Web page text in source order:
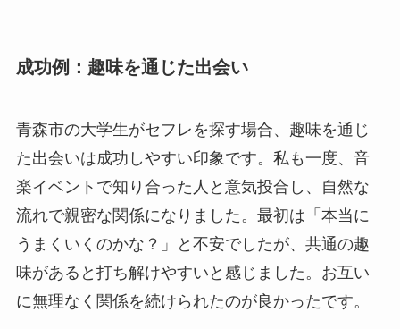
成功例：趣味を通じた出会い
青森市の大学生がセフレを探す場合、趣味を通じ
た出会いは成功しやすい印象です。私も一度、音
楽イベントで知り合った人と意気投合し、自然な
流れで親密な関係になりました。最初は「本当に
うまくいくのかな？」と不安でしたが、共通の趣
味があると打ち解けやすいと感じました。お互い
に無理なく関係を続けられたのが良かったです。